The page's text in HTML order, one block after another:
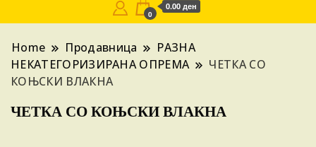
0
0.00 ден
Home Продавница
РАЗНА
НЕКАТЕГОРИЗИРАНА ОПРЕМА
ЧЕТКА СО
КОЊСКИ ВЛАКНА
ЧЕТКА СО КОЊСКИ ВЛАКНА